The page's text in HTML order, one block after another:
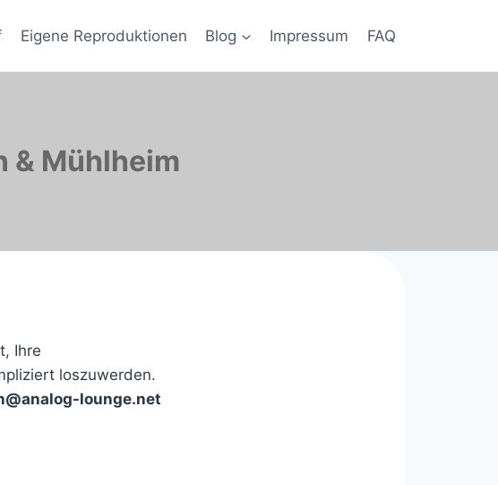
Eigene Reproduktionen Blog Impressum FAQ
& Mühlheim
Ihre
loszuwerden.
lounge.net